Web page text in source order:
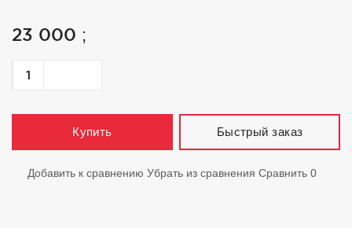
23 000 ;
Купить Быстрый заказ
Добавить к сравнению Убрать из сравнения Сравнить 0